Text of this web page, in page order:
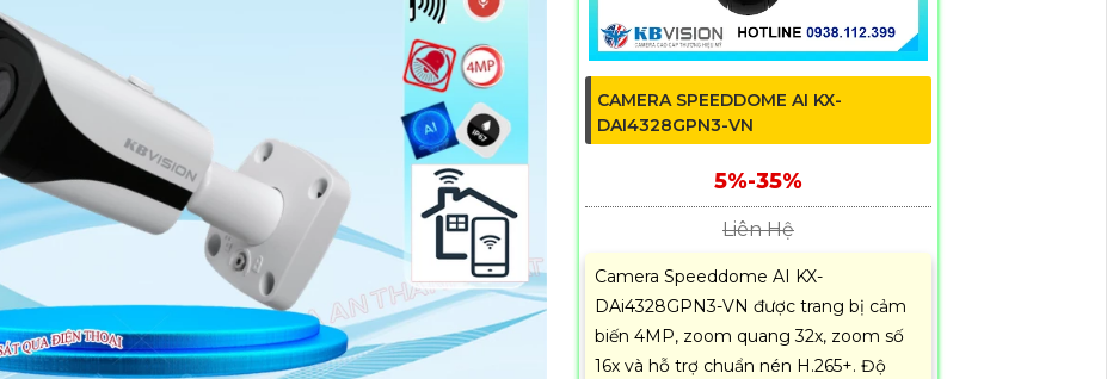
CAMERA SPEEDDOME AI KX-
DAI4328GPN3-VN
5%-35%
Liên Hệ
Camera Speeddome AI KX-
DAi4328GPN3-VN được trang bị cảm
biến 4MP, zoom quang 32x, zoom số
16x và hỗ trợ chuẩn nén H.265+. Độ